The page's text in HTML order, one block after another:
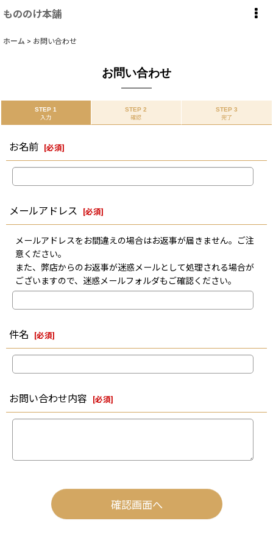
もののけ本舗
ホーム > お問い合わせ
お問い合わせ
STEP 1
入力
STEP 2
確認
STEP 3
完了
お名前 [必須]
メールアドレス [必須]
メールアドレスをお間違えの場合はお返事が届きません。ご注
意ください。
また、弊店からのお返事が迷惑メールとして処理される場合が
ございますので、迷惑メールフォルダもご確認ください。
件名 [必須]
お問い合わせ内容 [必須]
確認画面へ